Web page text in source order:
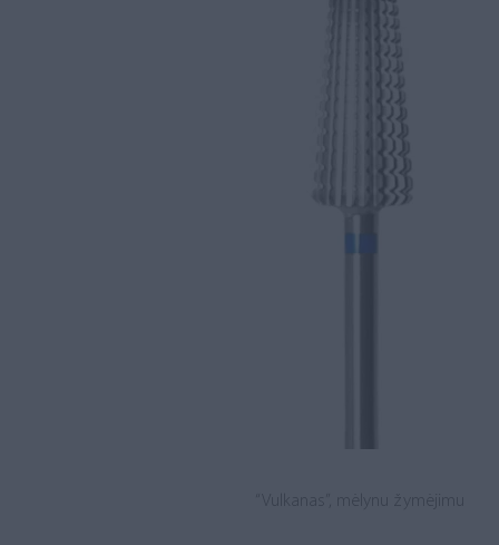
“Vulkanas”, mėlynu žymėjimu